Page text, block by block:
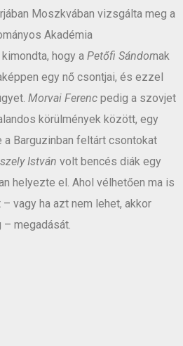
Moszkvában vizsgálta meg a
Akadémia
hogy a Petőfi Sándornak
egy nő csontjai, és ezzel
Morvai Ferenc pedig a szovjet
körülmények között, egy
Barguzinban feltárt csontokat
István volt bencés diák egy
helyezte el. Ahol vélhetően ma is
vagy ha azt nem lehet, akkor
megadását.